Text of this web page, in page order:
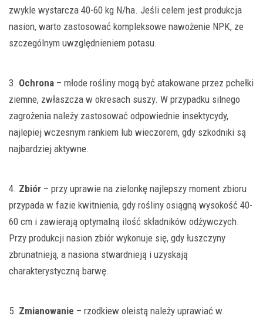
zwykle wystarcza 40-60 kg N/ha. Jeśli celem jest produkcja
nasion, warto zastosować kompleksowe nawożenie NPK, ze
szczególnym uwzględnieniem potasu.
3. Ochrona – młode rośliny mogą być atakowane przez pchełki
ziemne, zwłaszcza w okresach suszy. W przypadku silnego
zagrożenia należy zastosować odpowiednie insektycydy,
najlepiej wczesnym rankiem lub wieczorem, gdy szkodniki są
najbardziej aktywne.
4. Zbiór – przy uprawie na zielonkę najlepszy moment zbioru
przypada w fazie kwitnienia, gdy rośliny osiągną wysokość 40-
60 cm i zawierają optymalną ilość składników odżywczych.
Przy produkcji nasion zbiór wykonuje się, gdy łuszczyny
zbrunatnieją, a nasiona stwardnieją i uzyskają
charakterystyczną barwę.
5. Zmianowanie – rzodkiew oleistą należy uprawiać w